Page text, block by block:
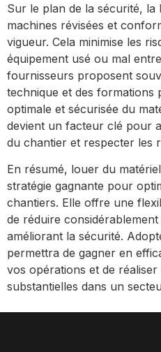
Sur le plan de la sécurité, la
machines révisées et
vigueur. Cela minimise les
équipement usé ou mal
fournisseurs proposent
technique et des formations
optimale et sécurisée du
devient un facteur clé pour
du chantier et respecter les
En résumé, louer du
stratégie gagnante pour
chantiers. Elle offre une
de réduire
améliorant la sécurité.
permettra de gagner en
vos opérations et de réaliser
substantielles dans un